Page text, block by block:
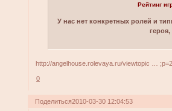
Рейтинг
У нас нет конкретных ролей и
http://angelhouse.rolevaya.ru/viewtopic …
0
Поделиться2010-03-30 12:04:53